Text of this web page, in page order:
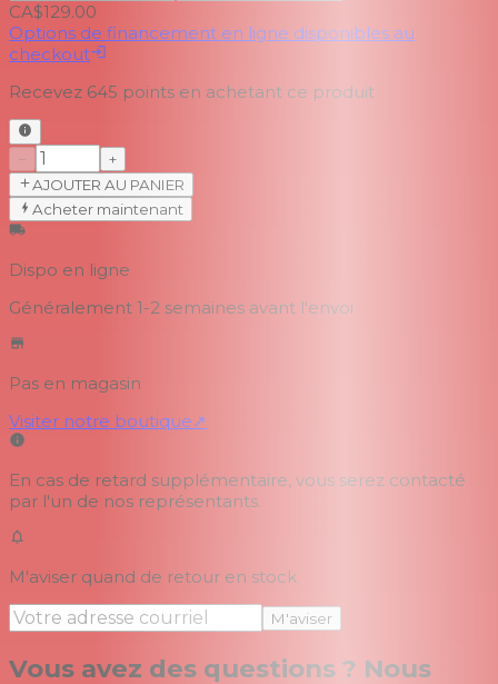
CA$129.00
Options de financement en ligne disponibles au
checkout
Recevez 645 points en achetant ce produit
−
+
AJOUTER AU PANIER
Acheter maintenant
Dispo en ligne
Généralement 1-2 semaines avant l'envoi
Pas en magasin
Visiter notre boutique↗
En cas de retard supplémentaire, vous serez contacté
par l'un de nos représentants.
M'aviser quand de retour en stock
M'aviser
Vous avez des questions ? Nous